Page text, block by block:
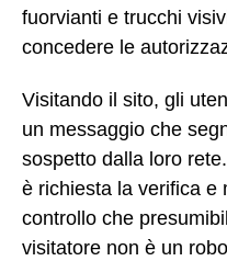
fuorvianti e trucchi
concedere le
Visitando il sito, gli
un messaggio che
sospetto dalla loro
è richiesta la verifica e
controllo che
visitatore non è un